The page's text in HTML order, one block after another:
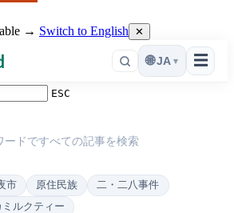
→ Switch to English ✕
☰
🌐 JA ▾
ESC
ードですべての記事を検索
市 原住民族
二・二八事件
ミルクティー